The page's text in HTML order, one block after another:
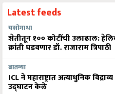
Latest feeds
यशोगाथा
शेतीतून १०० कोटींची उलाढाल:
क्रांती घडवणार डॉ. राजाराम त्रिपाठी
बातम्या
ICL ने महाराष्ट्रात अत्याधुनिक
उद्घाटन केले